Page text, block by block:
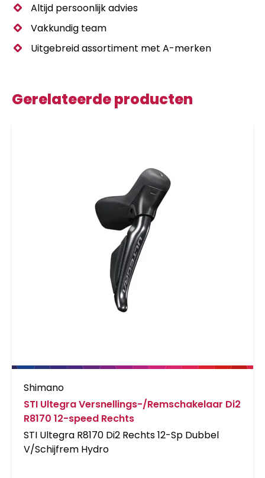
Altijd persoonlijk advies
Vakkundig team
Uitgebreid assortiment met A-merken
Gerelateerde producten
Shimano
STI Ultegra Versnellings-/Remschakelaar Di2
R8170 12-speed Rechts
STI Ultegra R8170 Di2 Rechts 12-Sp Dubbel
V/Schijfrem Hydro